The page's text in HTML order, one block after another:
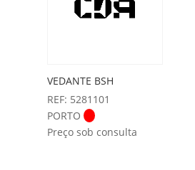
VEDANTE BSH
REF: 5281101
PORTO
Preço sob consulta